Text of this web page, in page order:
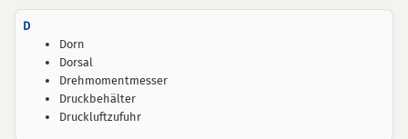
D
Dorn
Dorsal
Drehmomentmesser
Druckbehälter
Druckluftzufuhr